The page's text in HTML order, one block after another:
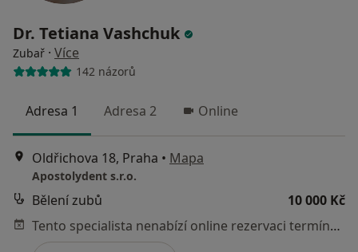
Dr. Tetiana Vashchuk
Zubař · Více
142 názorů
Adresa 1 Adresa 2 Online
Oldřichova 18, Praha • Mapa
Apostolydent s.r.o.
Bělení zubů
10 000 Kč
Tento specialista nenabízí online rezervaci termínu na této adrese.